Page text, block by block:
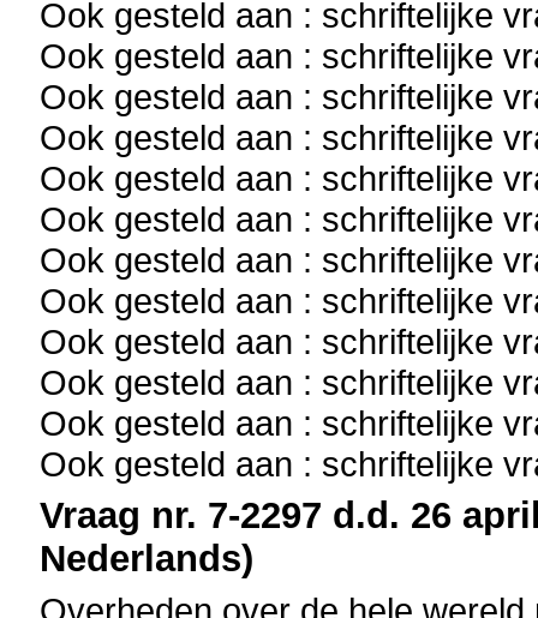
Ook gesteld aan : schriftelijke
Ook gesteld aan : schriftelijke
Ook gesteld aan : schriftelijke
Ook gesteld aan : schriftelijke
Ook gesteld aan : schriftelijke
Ook gesteld aan : schriftelijke
Ook gesteld aan : schriftelijke
Ook gesteld aan : schriftelijke
Ook gesteld aan : schriftelijke
Ook gesteld aan : schriftelijke
Ook gesteld aan : schriftelijke
Ook gesteld aan : schriftelijke
Vraag nr. 7-2297 d.d. 26
Nederlands)